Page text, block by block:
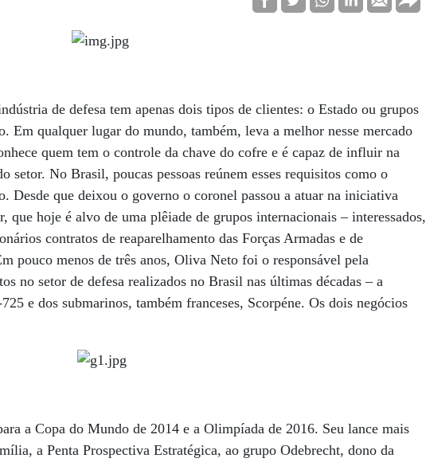
de defesa tem apenas dois tipos de clientes: o Estado ou grupos
Em qualquer lugar do mundo, também, leva a melhor nesse mercado
quem tem o controle da chave do cofre e é capaz de influir na
setor. No Brasil, poucas pessoas reúnem esses requisitos como o
Desde que deixou o governo o coronel passou a atuar na iniciativa
hoje é alvo de uma plêiade de grupos internacionais – interessados,
contratos de reaparelhamento das Forças Armadas e de
pouco menos de três anos, Oliva Neto foi o responsável pela
no setor de defesa realizados no Brasil nas últimas décadas – a
e dos submarinos, também franceses, Scorpéne. Os dois negócios
a Copa do Mundo de 2014 e a Olimpíada de 2016. Seu lance mais
a Penta Prospectiva Estratégica, ao grupo Odebrecht, dono da